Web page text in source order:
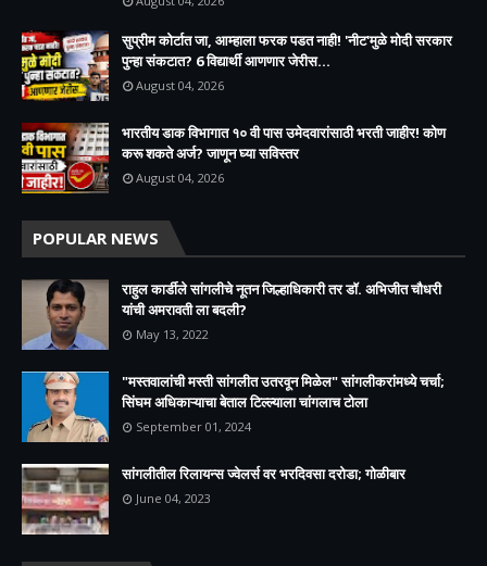
सुप्रीम कोर्टात जा, आम्हाला फरक पडत नाही! 'नीट'मुळे मोदी सरकार
पुन्हा संकटात? 6 विद्यार्थी आणणार जेरीस...
August 04, 2026
भारतीय डाक विभागात १० वी पास उमेदवारांसाठी भरती जाहीर! कोण
करू शकते अर्ज? जाणून घ्या सविस्तर
August 04, 2026
POPULAR NEWS
राहुल कार्डीले सांगलीचे नूतन जिल्हाधिकारी तर डॉ. अभिजीत चौधरी
यांची अमरावती ला बदली?
May 13, 2022
"मस्तवालांची मस्ती सांगलीत उतरवून मिळेल" सांगलीकरांमध्ये चर्चा;
सिंघम अधिकाऱ्याचा बेताल टिल्ल्याला चांगलाच टोला
September 01, 2024
सांगलीतील रिलायन्स ज्वेलर्स वर भरदिवसा दरोडा; गोळीबार
June 04, 2023